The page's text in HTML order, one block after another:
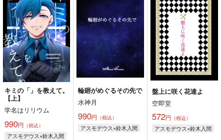
キミの「」を教えて。
【上】
学名はリリウム
990円 （税込）
アスモデウス×鈴木入間
輪廻がめぐるその先で
水神月
990円 （税込）
アスモデウス×鈴木入間
盤上に咲く花達よ
空即堂
572円 （税込）
アスモデウス×鈴木入間